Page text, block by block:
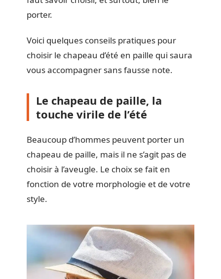
porter.
Voici quelques conseils pratiques pour
choisir le chapeau d’été en paille qui saura
vous accompagner sans fausse note.
Le chapeau de paille, la
touche virile de l’été
Beaucoup d’hommes peuvent porter un
chapeau de paille, mais il ne s’agit pas de
choisir à l’aveugle. Le choix se fait en
fonction de votre morphologie et de votre
style.